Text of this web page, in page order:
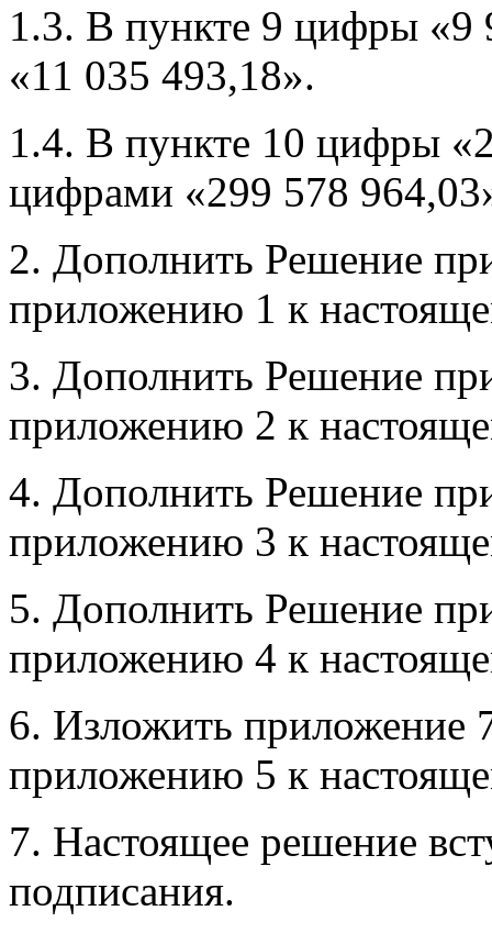
1.3. В пункте 9 цифры «9
«11 035 493,18».
1.4. В пункте 10 цифры
цифрами «299 578
2. Дополнить Решение
приложению 1 к
3. Дополнить Решение
приложению 2 к
4. Дополнить Решение
приложению 3 к
5. Дополнить Решение
приложению 4 к
6. Изложить приложение
приложению 5 к
7. Настоящее решение
подписания.